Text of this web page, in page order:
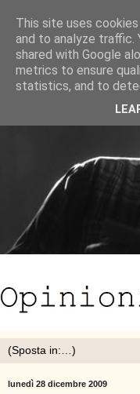
lunedì 28 dicembre 2009
This site uses
and to analyze traffic.
shared with Google
metrics to ensure
statistics, and to